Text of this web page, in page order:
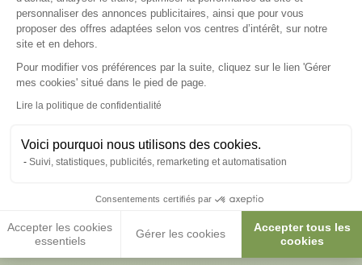
personnaliser des annonces publicitaires, ainsi que pour vous
proposer des offres adaptées selon vos centres d’intérêt, sur notre
site et en dehors.
Pour modifier vos préférences par la suite, cliquez sur le lien 'Gérer
mes cookies' situé dans le pied de page.
Lire la politique de confidentialité
Voici pourquoi nous utilisons des cookies.
Suivi, statistiques, publicités, remarketing et automatisation
Consentements certifiés par
Accepter les cookies
essentiels
Gérer les cookies
Accepter tous les
cookies
Axeptio consent
Posez-nous vos questions
Il est bien normal de se poser des
questions :)
Voir nos conseils et astuces